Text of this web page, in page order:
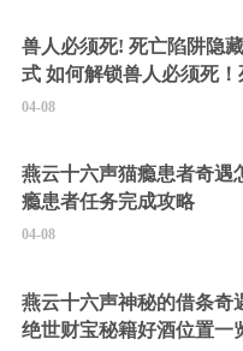
兽人必须死! 死亡陷阱隐
式 如何解锁兽人必须死！
的隐藏角色
04-08
燕云十六声猫瘾患者奇遇
瘾患者任务完成攻略
04-08
燕云十六声神秘的借条奇
绝世财宝秘籍好酒位置一